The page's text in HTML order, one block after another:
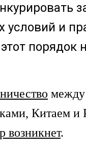
условий и
порядок
Китаем и
возникнет.